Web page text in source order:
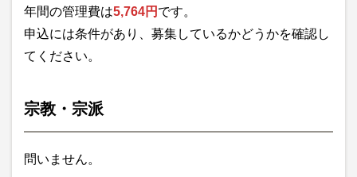
年間の管理費は5,764円 です。
申込には条件があり、募集しているかどうかを確認し
てください。
宗教・宗派
問いません。